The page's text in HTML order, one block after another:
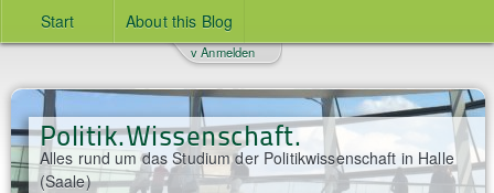
Start About this Blog
Politik.Wissenschaft.
Alles rund um das Studium der Politikwissenschaft in Halle
(Saale)
v Anmelden